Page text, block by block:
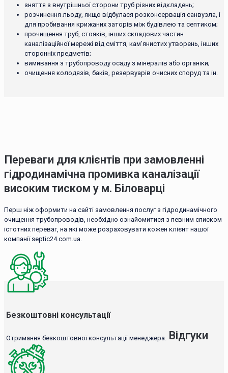
зняття з внутрішньої сторони труб різних відкладень;
розчинення льоду, якщо відбулася розконсервація санвузла, і
для пробивання крижаних заторів між будівлею та септиком;
прочищення труб, стояків, інших складових частин
каналізаційної мережі від сміття, кам'янистих утворень, інших
сторонніх предметів;
вимивання з трубопроводу осаду з мінералів або органіки;
очищення колодязів, баків, резервуарів очисних споруд та ін.
Переваги для клієнтів при замовленні
гідродинамічна промивка каналізації
високим тиском у м. Біловарці
Перш ніж оформити на сайті замовлення послуг з гідродинамічного
очищення трубопроводів, необхідно ознайомитися з певним списком
істотних переваг, на які може розраховувати кожен клієнт нашої
компанії septic24.com.ua.
Безкоштовні консультації
Отримання безкоштовної консультації менеджера. Відгуки